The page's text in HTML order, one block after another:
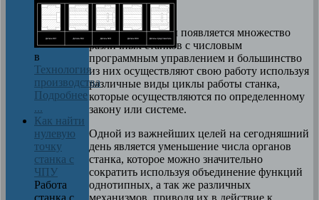
В последние годы появляется множество
различных станков с числовым
программным управлением и большинство
из них осуществляют свою работу используя
различные виды циклы работы станка,
которые осуществляются по определенному
закону или системе.
Одной из важнейших целей на сегодняшний
день является уменьшение числа органов
станка, которое можно значительно
сократить используя объединение функций
однотипных, а так же различных
в
Технология
производства
Подробнее
...
Как найти
нулевую
точку
станка с
ЧПУ
Работа